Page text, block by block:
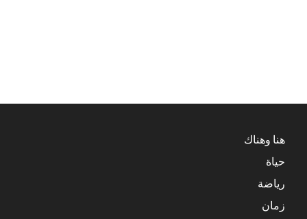
هنا وهناك
حياة
رياضة
زمان